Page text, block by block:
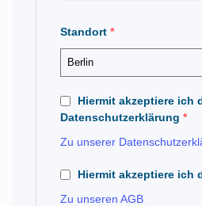
Standort *
Hiermit akzeptiere ich
Datenschutzerklärung *
Zu unserer
Hiermit akzeptiere ich
Zu unseren AGB